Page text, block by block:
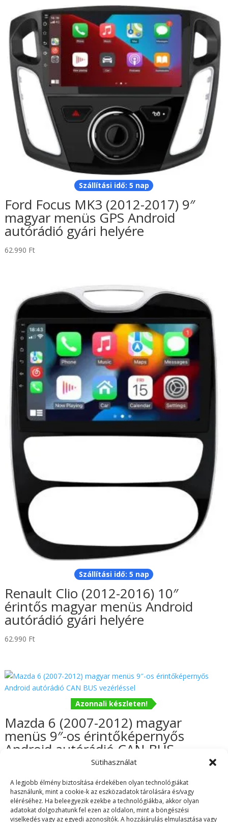
Sütihasználat
A legjobb élmény biztosítása érdekében olyan technológiákat
használunk, mint a cookie-k az eszközadatok tárolására és/vagy
eléréséhez. Ha beleegyezik ezekbe a technológiákba, akkor olyan
adatokat dolgozhatunk fel ezen az oldalon, mint a böngészési
viselkedés vagy az egyedi azonosítók. A hozzájárulás elmulasztása vagy
Szállítási idő: 5 nap
Ford Focus MK3 (2012-2017) 9″
magyar menüs GPS Android
autórádió gyári helyére
62.990 Ft
Szállítási idő: 5 nap
Renault Clio (2012-2016) 10″
érintős magyar menüs Android
autórádió gyári helyére
62.990 Ft
Azonnali készleten!
Mazda 6 (2007-2012) magyar
menüs 9″-os érintőképernyős
Android autórádió CAN BUS
62.990Ft